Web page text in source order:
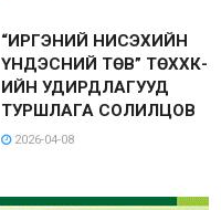
“ИРГЭНИЙ НИСЭХИЙН
ҮНДЭСНИЙ ТӨВ” ТӨХХК-
ИЙН УДИРДЛАГУУД
ТУРШЛАГА СОЛИЛЦОВ
2026-04-08